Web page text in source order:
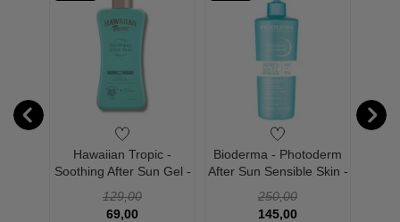
Hawaiian Tropic -
Soothing After Sun Gel -
129,00
69,00
Bioderma - Photoderm
After Sun Sensible Skin -
250,00
145,00